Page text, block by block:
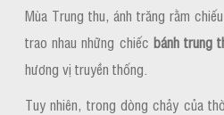
Mùa Trung thu, ánh trăng rằm
trao nhau những chiếc bánh trung
hương vị truyền thống.
Tuy nhiên, trong dòng chảy của